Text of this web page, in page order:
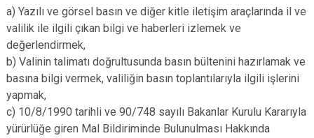
a) Yazılı ve görsel basın ve diğer kitle iletişim araçlarında il ve
valilik ile ilgili çıkan bilgi ve haberleri izlemek ve
değerlendirmek,
b) Valinin talimatı doğrultusunda basın bültenini hazırlamak ve
basına bilgi vermek, valiliğin basın toplantılarıyla ilgili işlerini
yapmak,
c) 10/8/1990 tarihli ve 90/748 sayılı Bakanlar Kurulu Kararıyla
yürürlüğe giren Mal Bildiriminde Bulunulması Hakkında